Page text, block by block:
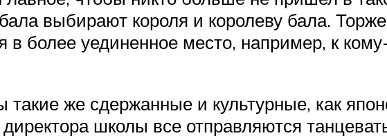
выбирают короля и королеву бала.
в более уединенное место, например, к
же сдержанные и культурные, как
школы все отправляются